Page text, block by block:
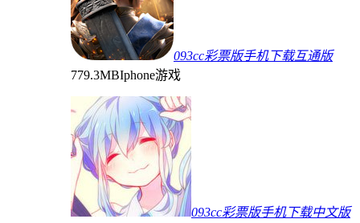
093cc彩票版手机下载互通版
779.3MBIphone游戏
093cc彩票版手机下载中文版